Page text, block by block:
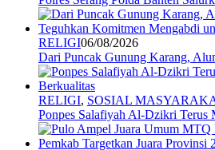
RELIGI06/08/2026
Dari Puncak Gunung Karang,
RELIGI, SOSIAL
Ponpes Salafiyah Al-Dzikri Terus